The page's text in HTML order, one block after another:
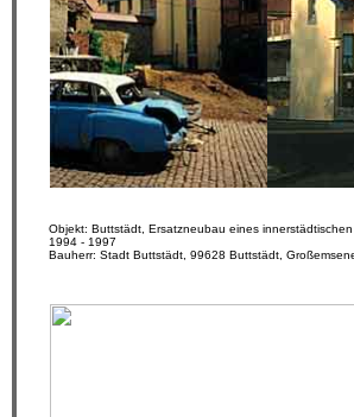
Objekt: Buttstädt, Ersatzneubau eines
1994 - 1997
Bauherr: Stadt Buttstädt, 99628 Buttstädt,